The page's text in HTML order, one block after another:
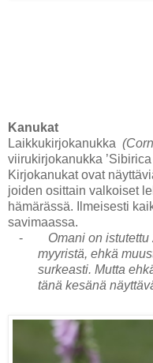
Kanukat
Laikkukirjokanukka
viirukirjokanukka
Kirjokanukat ovat
joiden osittain valkoiset
hämärässä. Ilmeisesti
savimaassa.
-
Omani on
myyristä, ehkä
surkeasti. Mutta
tänä kesänä